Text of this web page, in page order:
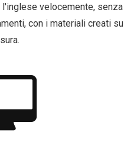
velocemente, senza
con i materiali creati su